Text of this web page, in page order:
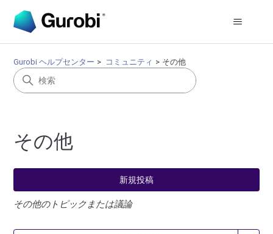
Gurobi ヘルプセンター コミュニティ その他
その他
新規投稿
その他のトピックまたは議論